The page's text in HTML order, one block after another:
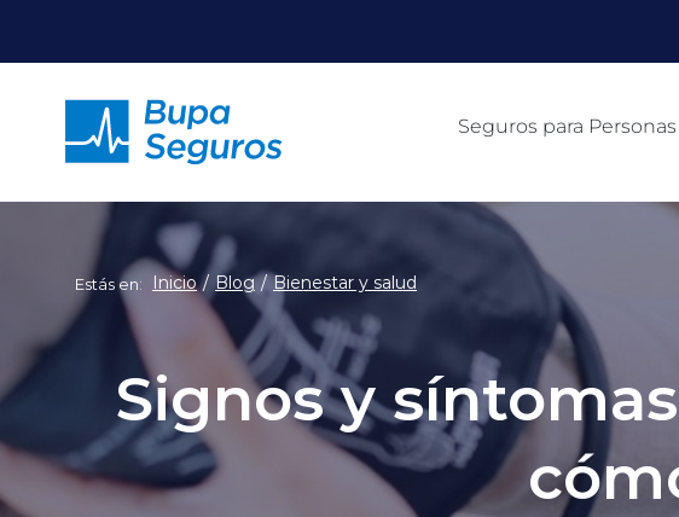
Seguros para Personas
Estás en: Inicio Blog Bienestar y salud
Signos y